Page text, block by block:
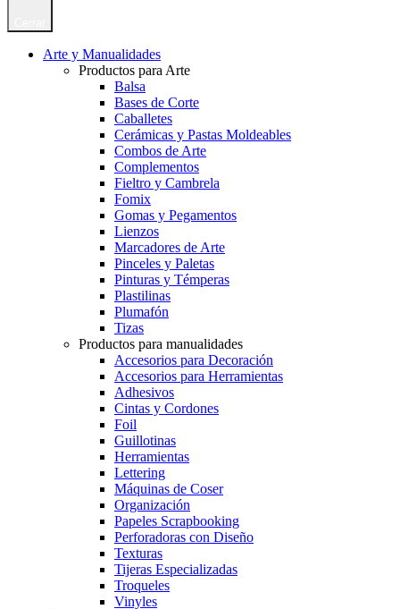
Arte y Manualidades
Productos para Arte
Balsa
Bases de Corte
Caballetes
Cerámicas y Pastas Moldeables
Combos de Arte
Complementos
Fieltro y Cambrela
Fomix
Gomas y Pegamentos
Lienzos
Marcadores de Arte
Pinceles y Paletas
Pinturas y Témperas
Plastilinas
Plumafón
Tizas
Productos para manualidades
Accesorios para Decoración
Accesorios para Herramientas
Adhesivos
Cintas y Cordones
Foil
Guillotinas
Herramientas
Lettering
Máquinas de Coser
Organización
Papeles Scrapbooking
Perforadoras con Diseño
Texturas
Tijeras Especializadas
Troqueles
Vinyles